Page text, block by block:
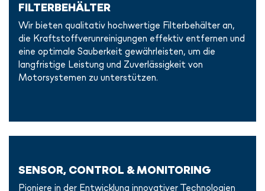
FILTERBEHÄLTER
Wir bieten qualitativ hochwertige Filterbehälter an,
die Kraftstoffverunreinigungen effektiv entfernen und
eine optimale Sauberkeit gewährleisten, um die
langfristige Leistung und Zuverlässigkeit von
Motorsystemen zu unterstützen.
SENSOR, CONTROL & MONITORING
Pioniere in der Entwicklung innovativer Technologien